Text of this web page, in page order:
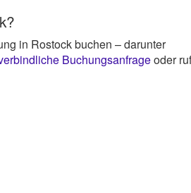
in Rostock buchen – darunter
Buchungsanfrageoder